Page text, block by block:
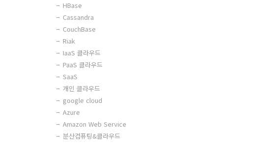
HBase
Cassandra
CouchBase
Riak
IaaS 클라우드
PaaS 클라우드
SaaS
개인 클라우드
google cloud
Azure
Amazon Web Service
분산컴퓨팅&클라우드